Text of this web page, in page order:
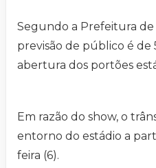
Segundo a Prefeitura de
previsão de público é de
abertura dos portões
Em razão do show, o
entorno do estádio a
feira (6).